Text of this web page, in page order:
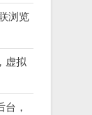
浏览
虚拟
，